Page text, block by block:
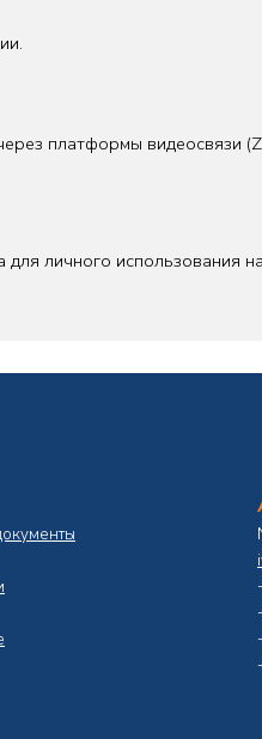
платформы видеосвязи
личного использования